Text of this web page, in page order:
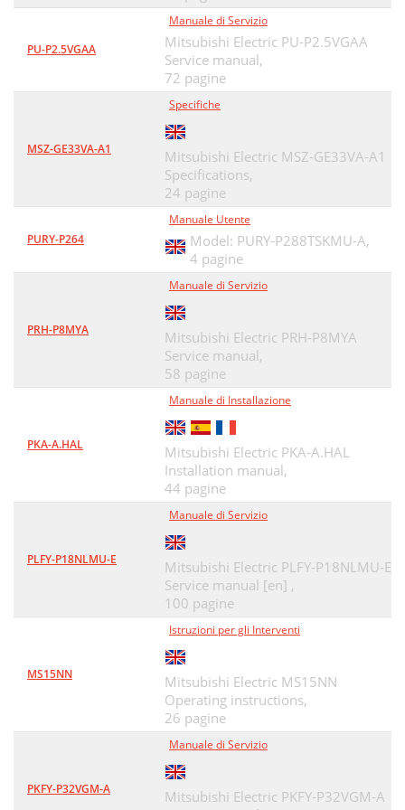
Modes of Operation
48
Wiring Diagrams
48
Thermostats
Custom Logo Thermostats
Display-36PB
54
PU-P2.5VGAA
Manuale di Servizio
Mitsubishi Electric PU-P2.5VGAA
Service manual,
72 pagine
MSZ-GE33VA-A1
Specifiche
Mitsubishi Electric MSZ-GE33VA-A1
Specifications,
24 pagine
PURY-P264
Manuale Utente
Model: PURY-P288TSKMU-A,
4 pagine
PRH-P8MYA
Manuale di Servizio
Mitsubishi Electric PRH-P8MYA
Service manual,
58 pagine
PKA-A.HAL
Manuale di Installazione
Mitsubishi Electric PKA-A.HAL
Installation manual,
44 pagine
PLFY-P18NLMU-E
Manuale di Servizio
Mitsubishi Electric PLFY-P18NLMU-E
Service manual [en] ,
100 pagine
MS15NN
Istruzioni per gli Interventi
Mitsubishi Electric MS15NN
Operating instructions,
26 pagine
PKFY-P32VGM-A
Manuale di Servizio
Mitsubishi Electric PKFY-P32VGM-A